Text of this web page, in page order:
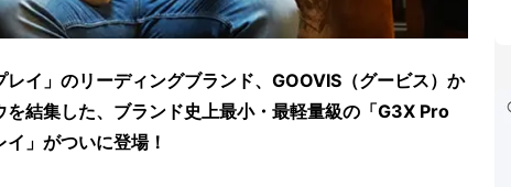
レイ」のリーディングブランド、GOOVIS（グービス）か
を結集した、ブランド史上最小・最軽量級の「G3X Pro
」がついに登場！